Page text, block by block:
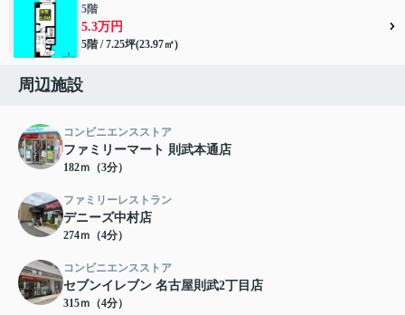
5階
5.3万円
5階 / 7.25坪(23.97㎡)
周辺施設
コンビニエンスストア
ファミリーマート 則武本通店
182ｍ（3分）
ファミリーレストラン
デニーズ中村店
274ｍ（4分）
コンビニエンスストア
セブンイレブン 名古屋則武2丁目店
315ｍ（4分）